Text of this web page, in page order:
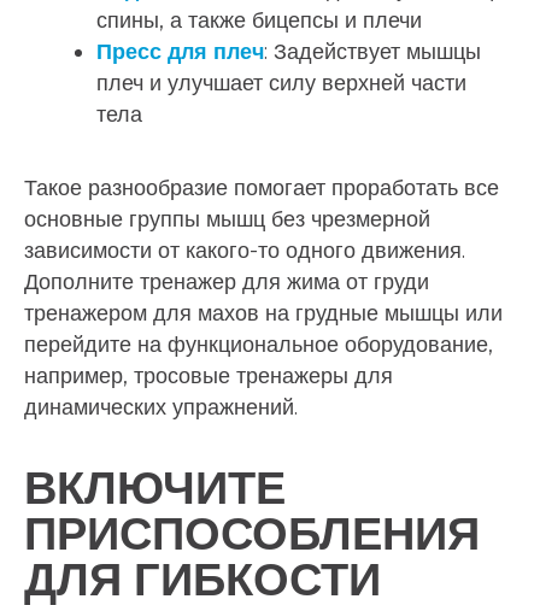
спины, а также бицепсы и плечи
Пресс для плеч: Задействует мышцы
плеч и улучшает силу верхней части
тела
Такое разнообразие помогает проработать все
основные группы мышц без чрезмерной
зависимости от какого-то одного движения.
Дополните тренажер для жима от груди
тренажером для махов на грудные мышцы или
перейдите на функциональное оборудование,
например, тросовые тренажеры для
динамических упражнений.
ВКЛЮЧИТЕ
ПРИСПОСОБЛЕНИЯ
ДЛЯ ГИБКОСТИ